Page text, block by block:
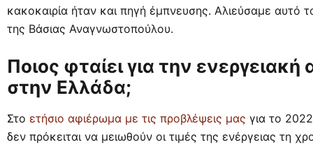
κακοκαιρία ήταν και πηγή έμπνευσης. Αλιεύσαμε αυτό
της Βάσιας Αναγνωστοπούλου.
Ποιος φταίει για την ενεργειακή
στην Ελλάδα;
Στο ετήσιο αφιέρωμα με τις προβλέψεις μας για το
δεν πρόκειται να μειωθούν οι τιμές της ενέργειας τη